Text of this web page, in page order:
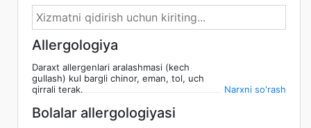
Allergologiya
Daraxt allergenlari aralashmasi (kech
gullash) kul bargli chinor, eman, tol, uch
qirrali terak.
Narxni so'rash
Bolalar allergologiyasi